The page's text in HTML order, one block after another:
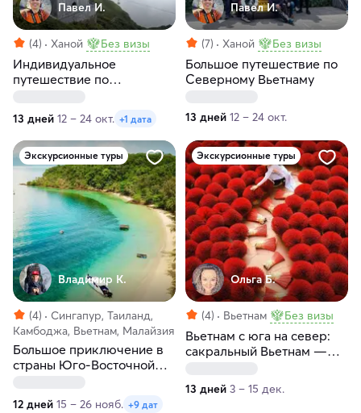
Павел И.
(4) Ханой Без визы
Индивидуальное
путешествие по
13 дней 12 – 24 окт. +1 дата
Павел И.
(7) Ханой Без визы
Большое путешествие по
Северному Вьетнаму
13 дней 12 – 24 окт.
Экскурсионные туры
Владимир К.
(4)
Сингапур, Таиланд,
Камбоджа, Вьетнам, Малайзия
Большое приключение в
страны Юго-Восточной
12 дней 15 – 26 нояб. +9 дат
Экскурсионные туры
Ольга Б.
(4) Вьетнам Без визы
Вьетнам с юга на север:
сакральный Вьетнам —
13 дней 3 – 15 дек.